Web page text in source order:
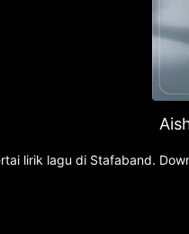
lirik lagu di Stafaband.